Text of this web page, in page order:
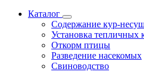
Каталог
Содержание кур-
Установка тепличных
Откорм птицы
Разведение насекомых
Свиноводство